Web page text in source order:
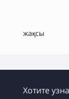
жақсы
Хотите